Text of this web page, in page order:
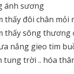
ánh sương
thấy đôi chân mỏi
thấy sông thương
nắng gieo tim
tung trời .. hóa